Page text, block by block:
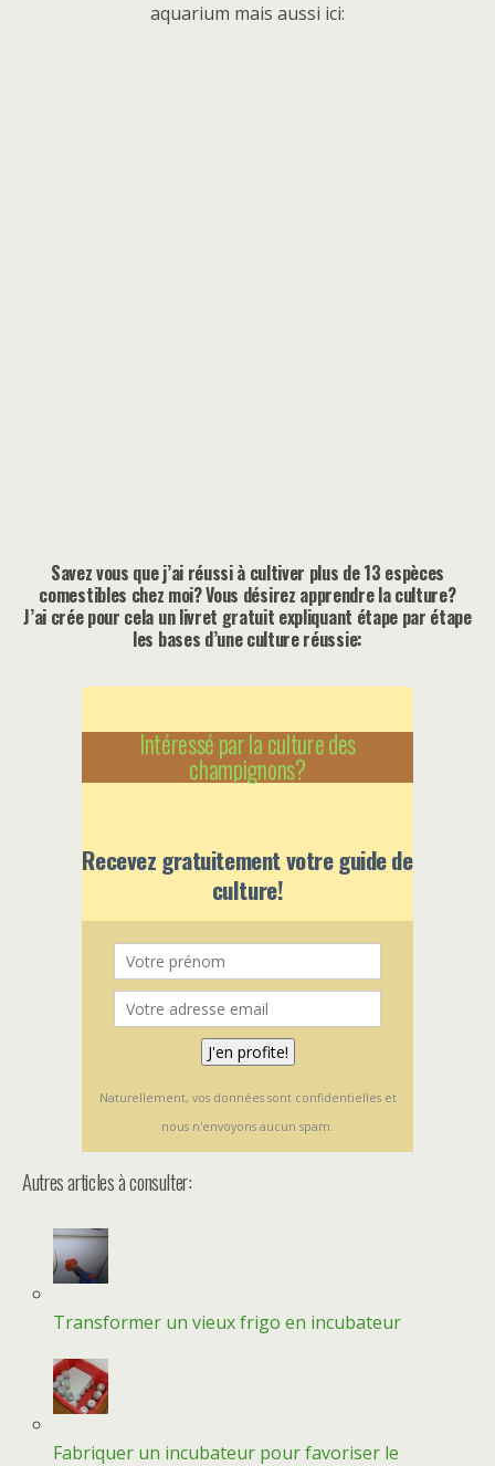
aquarium mais aussi ici:
Savez vous que j’ai réussi à cultiver plus de 13 espèces
comestibles chez moi? Vous désirez apprendre la culture?
J’ai crée pour cela un livret gratuit expliquant étape par étape
les bases d’une culture réussie:
Intéressé par la culture des
champignons?
Recevez gratuitement votre guide de
culture!
Naturellement, vos données sont confidentielles et
nous n'envoyons aucun spam.
Autres articles à consulter:
Transformer un vieux frigo en incubateur
Fabriquer un incubateur pour favoriser le